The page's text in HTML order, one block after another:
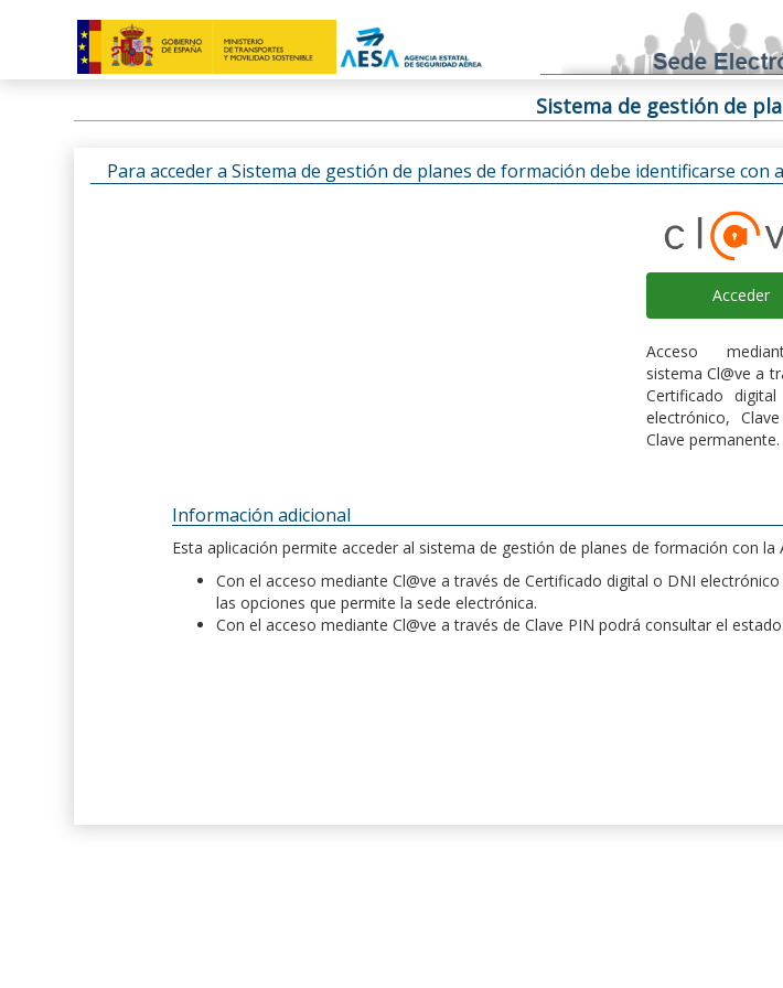
Sistema de gestión de
Para acceder a Sistema de gestión de planes de formación debe identificarse
Acceder
Acceso
sistema Cl@ve a
Certificado
electrónico,
Clave permanente.
Información adicional
Esta aplicación permite acceder al sistema de gestión de planes de formación con
Con el acceso mediante Cl@ve a través de Certificado digital o DNI
las opciones que permite la sede electrónica.
Con el acceso mediante Cl@ve a través de Clave PIN podrá consultar el